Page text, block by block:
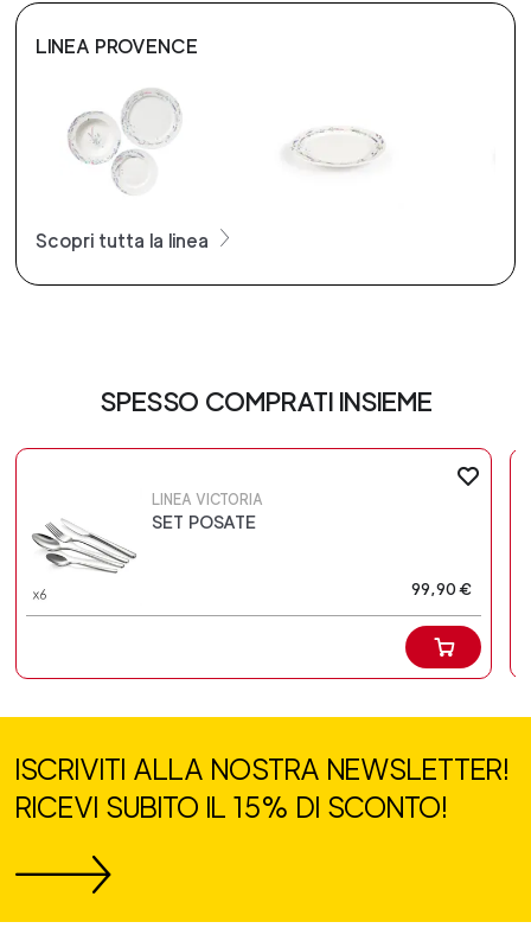
LINEA PROVENCE
Scopri tutta la linea
SPESSO COMPRATI INSIEME
LINEA VICTORIA
SET POSATE
99,90 €
ISCRIVITI ALLA NOSTRA NEWSLETTER!
RICEVI SUBITO IL 15% DI SCONTO!